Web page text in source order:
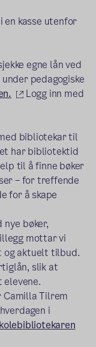
en kasse utenfor
egne lån ved
pedagogiske
(ekstern lenke)
Logg inn med
bibliotekar til
har bibliotektid
til å finne bøker
– for treffende
for å skape
nye bøker,
mottar vi
og aktuelt tilbud.
slik at
Tilrem
i